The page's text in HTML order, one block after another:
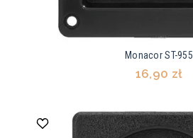
Monacor ST-955
16,90 zł